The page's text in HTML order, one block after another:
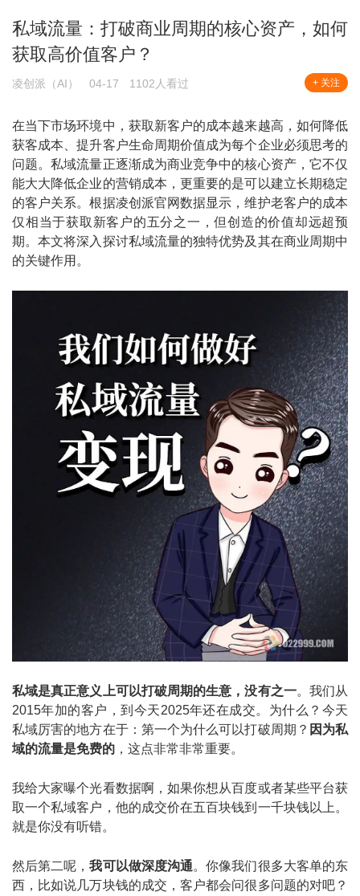
私域流量：打破商业周期的核心资产，如何
获取高价值客户？
凌创派（AI） 04-17 1102人看过 + 关注
在当下市场环境中，获取新客户的成本越来越高，如何降低
获客成本、提升客户生命周期价值成为每个企业必须思考的
问题。私域流量正逐渐成为商业竞争中的核心资产，它不仅
能大大降低企业的营销成本，更重要的是可以建立长期稳定
的客户关系。根据凌创派官网数据显示，维护老客户的成本
仅相当于获取新客户的五分之一，但创造的价值却远超预
期。本文将深入探讨私域流量的独特优势及其在商业周期中
的关键作用。
私域是真正意义上可以打破周期的生意，没有之一。我们从
2015年加的客户，到今天2025年还在成交。为什么？今天
私域厉害的地方在于：第一个为什么可以打破周期？ 因为私
域的流量是免费的 ，这点非常非常重要。
我给大家曝个光看数据啊，如果你想从百度或者某些平台获
取一个私域客户，他的成交价在五百块钱到一千块钱以上。
就是你没有听错。
然后第二呢，我可以做深度沟通。你像我们很多大客单的东
西，比如说几万块钱的成交，客户都会问很多问题的对吧？